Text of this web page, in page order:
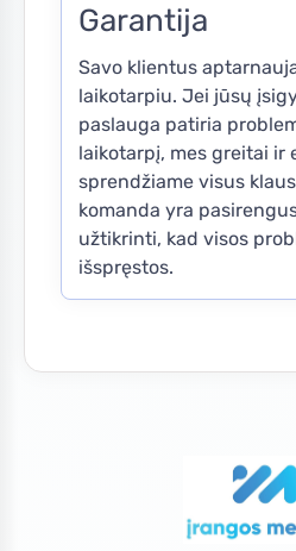
Garantija
Savo klientus
laikotarpiu. Jei jūsų
paslauga patiria
laikotarpį, mes greitai ir
sprendžiame visus
komanda yra
užtikrinti, kad visos
išspręstos.